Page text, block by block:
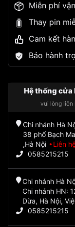
Miễn phí
Thay pin
Cam kết
Bảo hành
Hệ thống
vui lòng liên
Chi nhánh Hà
38 phố Bạch
,Hà Nội
Liên
0585215215
Chi nhánh Hà
Chi nhánh HN:
Dừa, Hà Nội,
0585215215